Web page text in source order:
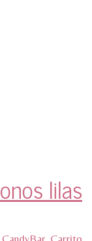
lilas
CandyBar, Carrito